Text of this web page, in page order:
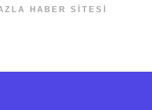
HABER SİTESİ